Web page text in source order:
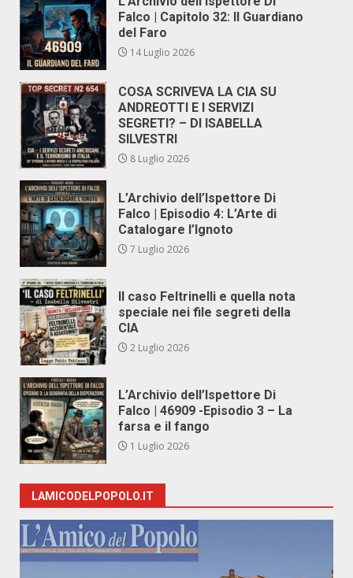
Falco | Capitolo 32: Il Guardiano
del Faro
14 Luglio 2026
COSA SCRIVEVA LA CIA SU
ANDREOTTI E I SERVIZI
SEGRETI? – DI ISABELLA
SILVESTRI
8 Luglio 2026
L’Archivio dell’Ispettore Di
Falco | Episodio 4: L’Arte di
Catalogare l’Ignoto
7 Luglio 2026
Il caso Feltrinelli e quella nota
speciale nei file segreti della
CIA
2 Luglio 2026
L’Archivio dell’Ispettore Di
Falco | 46909 -Episodio 3 – La
farsa e il fango
1 Luglio 2026
LAMICODELPOPOLO.IT